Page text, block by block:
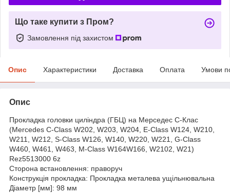
Що таке купити з Пром?
Замовлення під захистом
Опис Характеристики Доставка Оплата Умови
Опис
Прокладка головки циліндра (ГБЦ) на Мерседес C-Клас
(Mercedes C-Class W202, W203, W204, E-Class W124, W210,
W211, W212, S-Class W126, W140, W220, W221, G-Class
W460, W461, W463, M-Class W164W166, W2102, W21)
Rez5513000 6z
Сторона встановлення: праворуч
Конструкція прокладка: Прокладка металева ущільнювальна
Діаметр [мм]: 98 мм